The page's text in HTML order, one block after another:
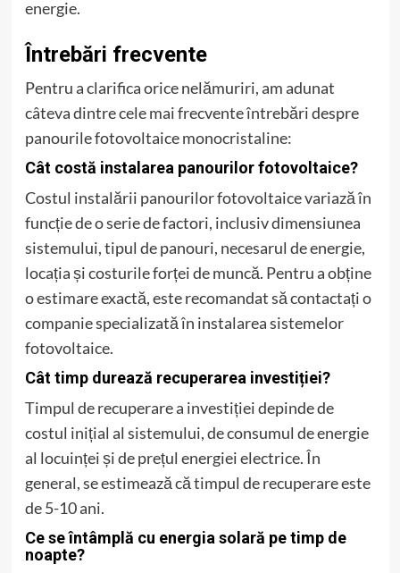
energie.
Întrebări frecvente
Pentru a clarifica orice nelămuriri, am adunat
câteva dintre cele mai frecvente întrebări despre
panourile fotovoltaice monocristaline:
Cât costă instalarea panourilor fotovoltaice?
Costul instalării panourilor fotovoltaice variază în
funcție de o serie de factori, inclusiv dimensiunea
sistemului, tipul de panouri, necesarul de energie,
locația și costurile forței de muncă. Pentru a obține
o estimare exactă, este recomandat să contactați o
companie specializată în instalarea sistemelor
fotovoltaice.
Cât timp durează recuperarea investiției?
Timpul de recuperare a investiției depinde de
costul inițial al sistemului, de consumul de energie
al locuinței și de prețul energiei electrice. În
general, se estimează că timpul de recuperare este
de 5-10 ani.
Ce se întâmplă cu energia solară pe timp de
noapte?